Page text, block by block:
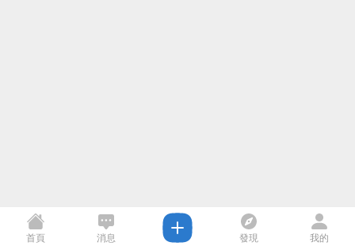
首頁 消息 發現 我的